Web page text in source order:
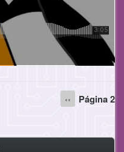
Página
‹‹ Página 2